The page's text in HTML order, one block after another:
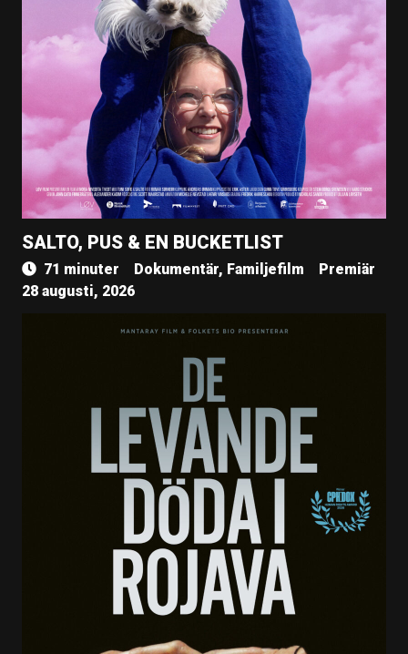
SALTO, PUS & EN BUCKETLIST
71 minuter Dokumentär, Familjefilm
Premiär
28 augusti, 2026